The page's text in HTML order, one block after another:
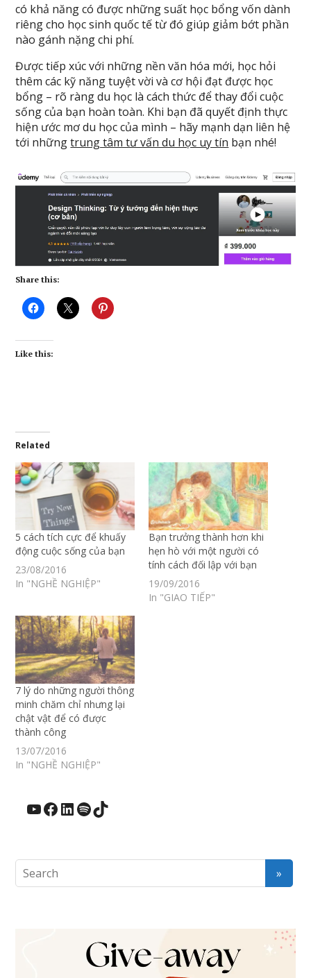
có khả năng có được những suất học bổng vốn dành
riêng cho học sinh quốc tế từ đó giúp giảm bớt phần
nào gánh nặng chi phí.
Được tiếp xúc với những nền văn hóa mới, học hỏi
thêm các kỹ năng tuyệt vời và cơ hội đạt được học
bổng – rõ ràng du học là cách thức để thay đổi cuộc
sống của bạn hoàn toàn. Khi bạn đã quyết định thực
hiện ước mơ du học của mình – hãy mạnh dạn liên hệ
tới nhữngtrung tâm tư vấn du học uy tín bạn nhé!
Share this:
Like this:
Related
5 cách tích cực để khuấy
động cuộc sống của bạn
23/08/2016
In "NGHỀ NGHIỆP"
Bạn trưởng thành hơn khi
hẹn hò với một người có
tính cách đối lập với bạn
19/09/2016
In "GIAO TIẾP"
7 lý do những người thông
minh chăm chỉ nhưng lại
chật vật để có được
thành công
13/07/2016
In "NGHỀ NGHIỆP"
YouTube
Facebook
LinkedIn
Spotify
TikTok